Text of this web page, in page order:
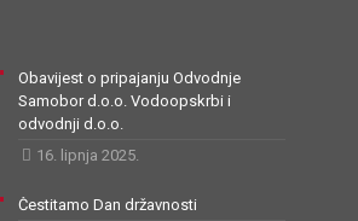
Obavijest o pripajanju Odvodnje
Samobor d.o.o. Vodoopskrbi i
odvodnji d.o.o.
16. lipnja 2025.
Čestitamo Dan državnosti